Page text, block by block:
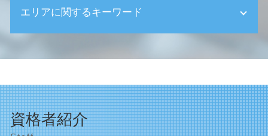
相続税 基礎控除額
相続 受け取り方
土地 相続 評価額
相続放棄 基礎控除
相続 権利
創業支援 区
決算申告 法人税
会社の種類 合資
定款 記載事項
創業支援 補助金
創業支援 とは
エリアに関するキーワード
相続対策 世田谷区
遺産相続 目黒区
渋谷区 決算申告
資格者紹介